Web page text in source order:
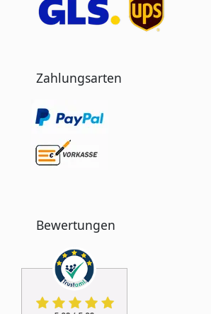
Zahlungsarten
Bewertungen